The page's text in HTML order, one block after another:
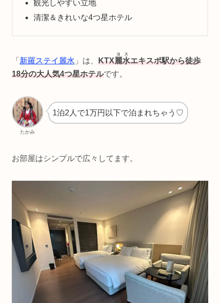
観光しやすい立地
清潔＆きれいな4つ星ホテル
「 新羅ステイ麗水 」は、 KTX麗水
ヨス
エキスポ駅から徒歩
18分の大人気4つ星ホテルです。
たかみ
1泊2人で1万円以下で泊まれちゃう♡
お部屋はシンプルで広々してます。